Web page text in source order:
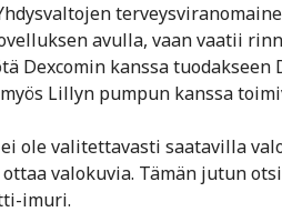
avulla, vaan vaatii
Dexcomin kanssa tuodakseen
Lillyn pumpun kanssa
ole valitettavasti saatavilla
valokuvia. Tämän jutun
imuri.